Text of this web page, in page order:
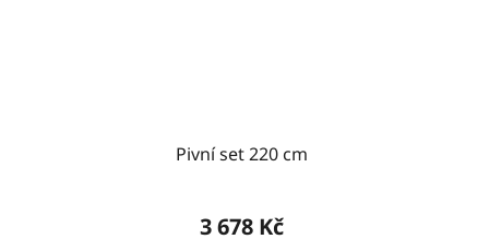
Pivní set 220 cm
3 678 Kč